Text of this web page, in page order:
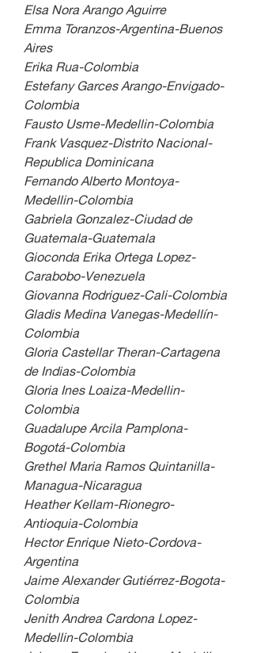
Elsa Nora Arango Aguirre
Emma Toranzos-Argentina-Buenos
Aires
Erika Rua-Colombia
Estefany Garces Arango-Envigado-
Colombia
Fausto Usme-Medellin-Colombia
Frank Vasquez-Distrito Nacional-
Republica Dominicana
Fernando Alberto Montoya-
Medellin-Colombia
Gabriela Gonzalez-Ciudad de
Guatemala-Guatemala
Gioconda Erika Ortega Lopez-
Carabobo-Venezuela
Giovanna Rodriguez-Cali-Colombia
Gladis Medina Vanegas-Medellín-
Colombia
Gloria Castellar Theran-Cartagena
de Indias-Colombia
Gloria Ines Loaiza-Medellin-
Colombia
Guadalupe Arcila Pamplona-
Bogotá-Colombia
Grethel Maria Ramos Quintanilla-
Managua-Nicaragua
Heather Kellam-Rionegro-
Antioquia-Colombia
Hector Enrique Nieto-Cordova-
Argentina
Jaime Alexander Gutiérrez-Bogota-
Colombia
Jenith Andrea Cardona Lopez-
Medellin-Colombia